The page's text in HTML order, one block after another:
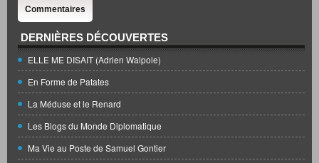
Commentaires
DERNIÈRES DÉCOUVERTES
ELLE ME DISAIT (Adrien Walpole)
En Forme de Patates
La Méduse et le Renard
Les Blogs du Monde Diplomatique
Ma Vie au Poste de Samuel Gontier